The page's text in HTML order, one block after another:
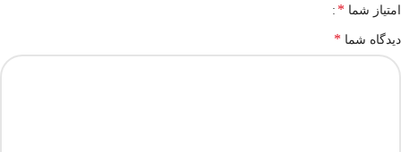
امتیاز شما *
دیدگاه شما *